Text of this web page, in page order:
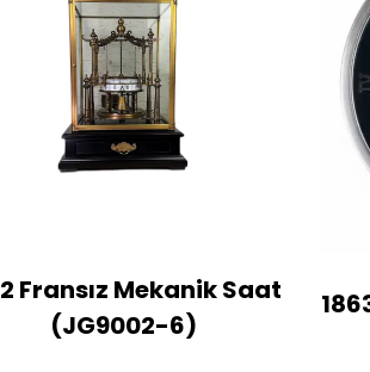
Fransız Mekanik Saat
(JG9002-6)